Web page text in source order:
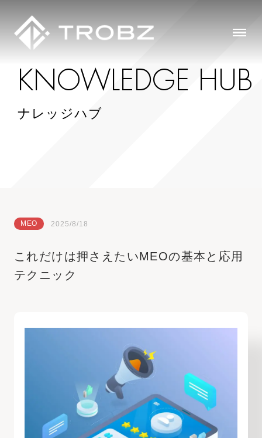
KNOW E DGE H UB
ナレッジハブ
MEO 2025/8/18
これだけは押さえたいMEOの基本と応用
テクニック